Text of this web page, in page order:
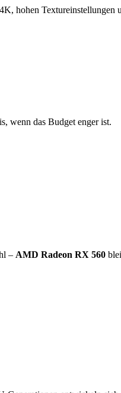
hohen Textureinstellungen
wenn das Budget enger ist.
– AMD Radeon RX 560